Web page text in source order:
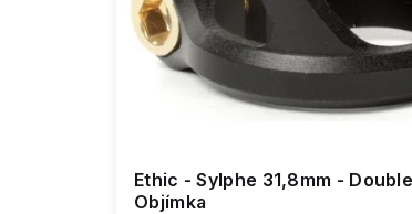
Ethic - Sylphe 31,8mm -
Objímka